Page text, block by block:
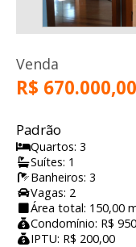
Venda
R$ 670.000,00
Padrão
Quartos: 3
Suítes: 1
Banheiros: 3
Vagas: 2
Área total: 150,00
Condomínio: R$
IPTU: R$ 200,00